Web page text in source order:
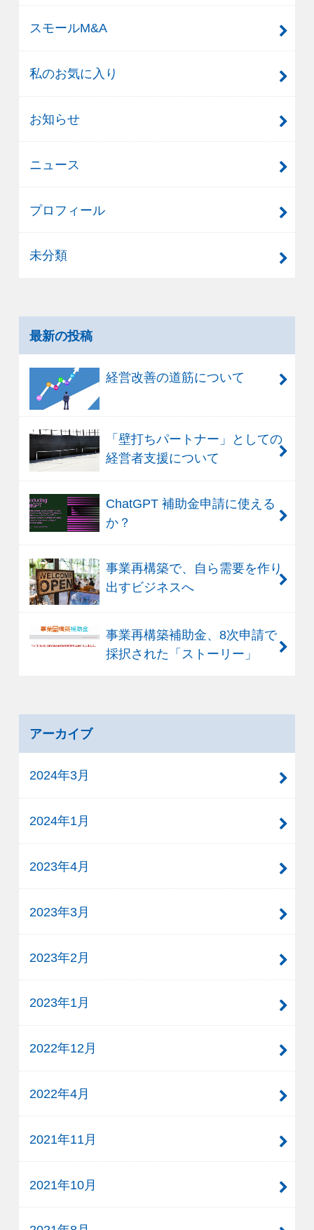
スモールM&A
私のお気に入り
お知らせ
ニュース
プロフィール
未分類
最新の投稿
経営改善の道筋について
「壁打ちパートナー」としての
経営者支援について
ChatGPT 補助金申請に使える
か？
事業再構築で、自ら需要を作り
出すビジネスへ
事業再構築補助金、8次申請で
採択された「ストーリー」
アーカイブ
2024年3月
2024年1月
2023年4月
2023年3月
2023年2月
2023年1月
2022年12月
2022年4月
2021年11月
2021年10月